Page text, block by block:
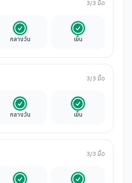
3/3 มื้อ
กลางวัน
รวมในค่าทัวร์
เย็น
รวมในค่าทัวร์
3/3 มื้อ
กลางวัน
รวมในค่าทัวร์
เย็น
รวมในค่าทัวร์
3/3 มื้อ
รวมในค่าทัวร์ รวมในค่าทัวร์